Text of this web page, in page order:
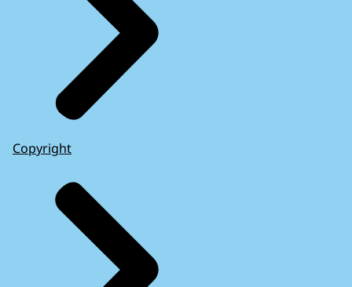
Copyright